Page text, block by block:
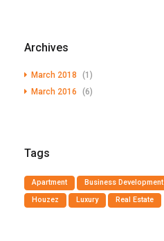
Archives
March 2018
(1)
March 2016
(6)
Tags
Apartment Business Development
Houzez
Luxury Real Estate